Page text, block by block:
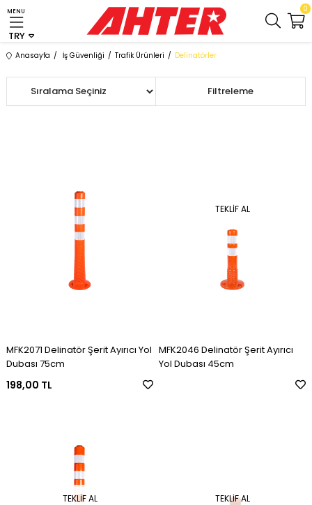
MENU
TRY
0
Anasayfa İş Güvenliği Trafik Ürünleri Delinatörler
Filtreleme
Sıralama
MFK2071 Delinatör Şerit Ayırıcı Yol
Dubası 75cm
198,00 TL
TEKLIF AL
MFK2046 Delinatör Şerit Ayırıcı
Yol Dubası 45cm
TEKLIF AL TEKLIF AL